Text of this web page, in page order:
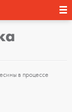
в процессе